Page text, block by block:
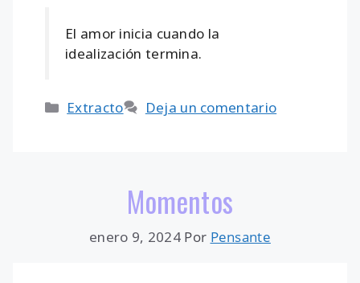
El amor inicia cuando la
idealización termina.
Categorías
Extracto Deja un comentario
Momentos
enero 9, 2024 Por Pensante